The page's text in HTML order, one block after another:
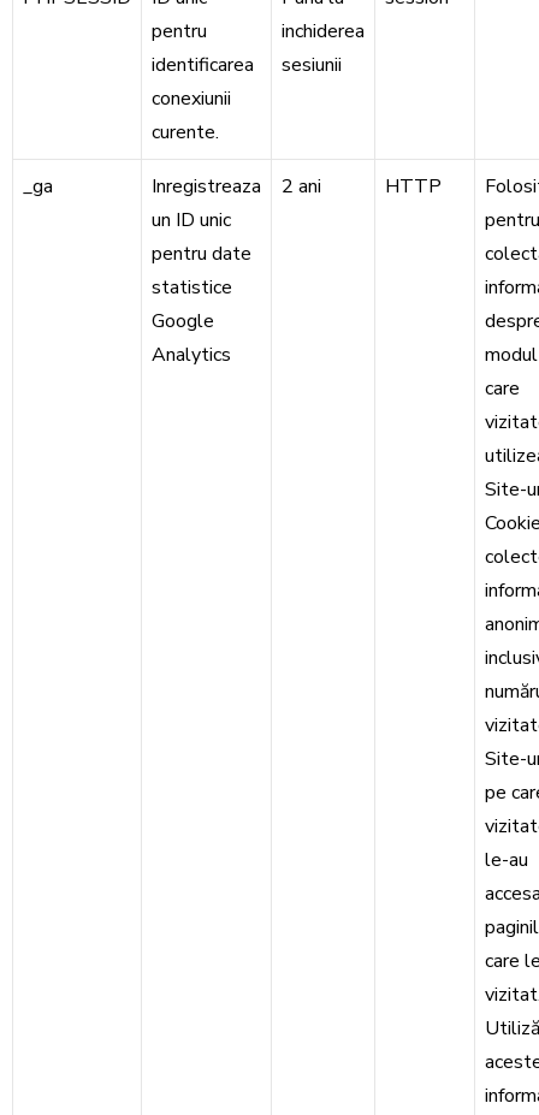
pentru
identificarea
conexiunii
curente.
inchiderea
sesiunii
_ga
Inregistreaza
un ID unic
pentru date
statistice
Google
Analytics
2 ani HTTP
care
Site-
Site-
pe
le-au
care